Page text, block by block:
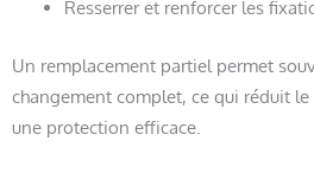
Resserrer et renforcer les
Un remplacement partiel permet
changement complet, ce qui réduit
une protection efficace.